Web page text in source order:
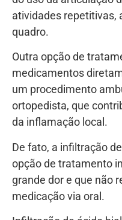
atividades repetitivas,
quadro.
Outra opção de
medicamentos
um procedimento
ortopedista, que
da inflamação local.
De fato, a infiltração
opção de tratamento
grande dor e que não
medicação via oral.